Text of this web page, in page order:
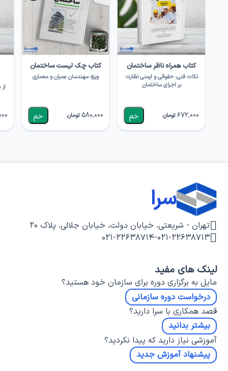
کتاب همراه ناظر ساختمان
نکات فنی، حقوقی و ایمنی نظارت
بر اجرای ساختمان
672,000 تومان
کتاب چک لیست ساختمان
ویژه مهندسان عمران و معماری
580,000 تومان
سرا
تهران - شریعتی، خیابان دولت، خیابان جلالی، پلاک ۲۰
۰۲۱-۲۲۶۳۸۷۱۳-۰۲۱-۲۲۶۳۸۷۱۴
لینک های مفید
مایل به برگزاری دوره برای سازمان خود هستید؟
درخواست دوره سازمانی
قصد همکاری با سرا دارید؟
بیشتر بدانید
آموزشی نیاز دارید که پیدا نکردید؟
پیشنهاد آموزش جدید